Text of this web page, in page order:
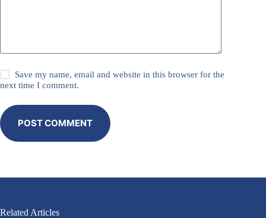
Save my name, email and website in this browser for the
next time I comment.
POST COMMENT
Related Articles